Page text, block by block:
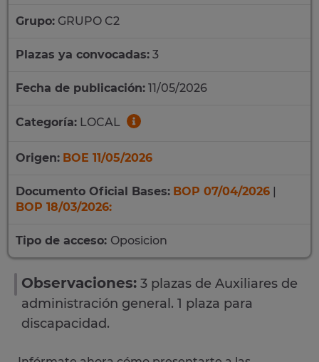
Grupo: GRUPO C2
Plazas ya convocadas: 3
Fecha de publicación: 11/05/2026
Categoría: LOCAL
Origen: BOE 11/05/2026
Documento Oficial Bases: BOP 07/04/2026 |
BOP 18/03/2026:
Tipo de acceso: Oposicion
Observaciones: 3 plazas de Auxiliares de
administración general. 1 plaza para
discapacidad.